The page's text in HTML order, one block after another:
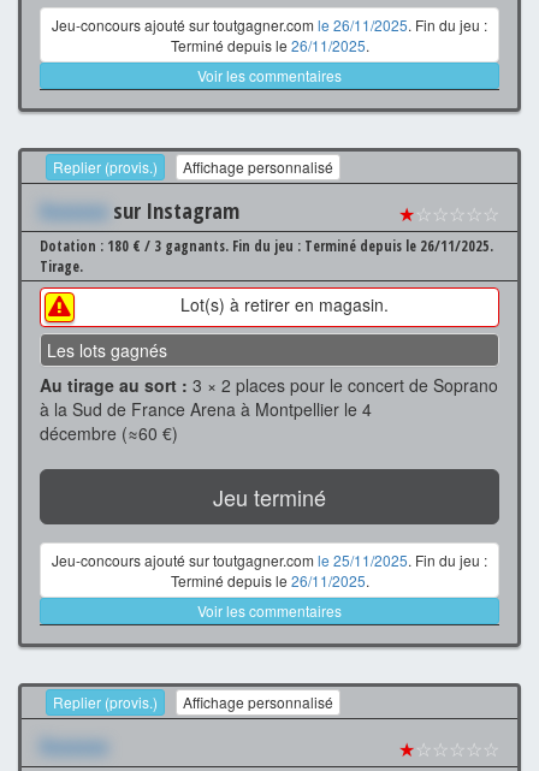
Jeu-concours ajouté sur toutgagner.com le 26/11/2025. Fin du jeu :
Terminé depuis le 26/11/2025.
Voir les commentaires
Replier (provis.) Affichage personnalisé
Xxxxxxx sur Instagram ★☆☆☆☆☆
Dotation : 180 € / 3 gagnants. Fin du jeu : Terminé depuis le 26/11/2025.
Tirage.
Lot(s) à retirer en magasin.
Les lots gagnés
Au tirage au sort : 3 × 2 places pour le concert de Soprano
à la Sud de France Arena à Montpellier le 4
décembre (≈60 €)
Jeu terminé
Jeu-concours ajouté sur toutgagner.com le 25/11/2025. Fin du jeu :
Terminé depuis le 26/11/2025.
Voir les commentaires
Replier (provis.) Affichage personnalisé
Xxxxxxx ★☆☆☆☆☆